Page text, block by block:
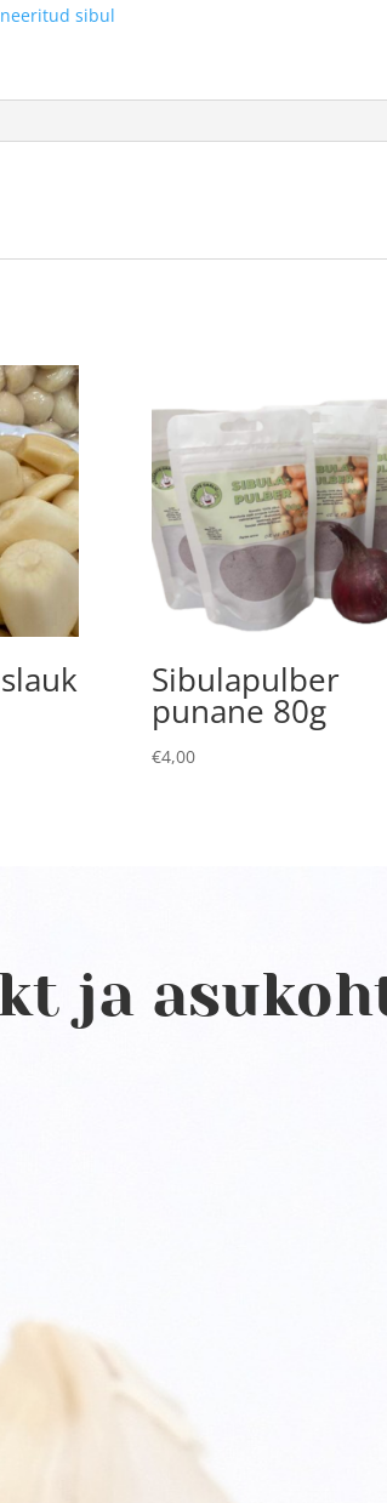
sibul
Sibulapulber
punane 80g
€4,00
ja